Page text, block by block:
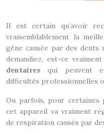
Il est certain qu’avoir
vraisemblablement la
gêne causée par des dents
demandiez, est-ce
dentaires qui peuvent
difficultés professionnelles
Ou parfois, pour certaines
cet appareil va vraiment
de respiration causés par